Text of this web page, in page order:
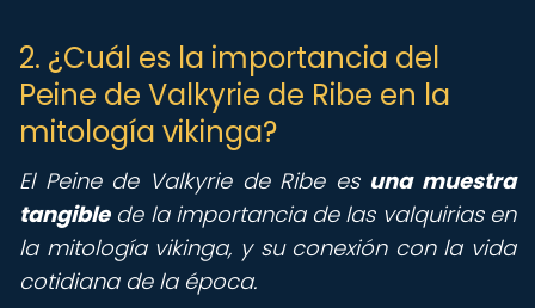
2. ¿Cuál es la importancia del
Peine de Valkyrie de Ribe en la
mitología vikinga?
El Peine de Valkyrie de Ribe es una muestra
tangiblede la importancia de las valquirias en
la mitología vikinga, y su conexión con la vida
cotidiana de la época.